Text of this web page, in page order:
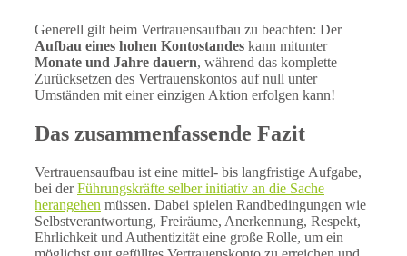
Generell gilt beim Vertrauensaufbau zu beachten: Der
Aufbau eines hohen Kontostandes kann mitunter
Monate und Jahre dauern, während das komplette
Zurücksetzen des Vertrauenskontos auf null unter
Umständen mit einer einzigen Aktion erfolgen kann!
Das zusammenfassende Fazit
Vertrauensaufbau ist eine mittel- bis langfristige Aufgabe,
bei derFührungskräfte selber initiativ an die Sache
herangehen müssen. Dabei spielen Randbedingungen wie
Selbstverantwortung, Freiräume, Anerkennung, Respekt,
Ehrlichkeit und Authentizität eine große Rolle, um ein